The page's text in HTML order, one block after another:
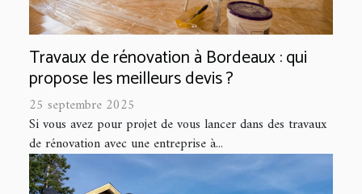
Travaux de rénovation à Bordeaux : qui
propose les meilleurs devis ?
25 septembre 2025
Si vous avez pour projet de vous lancer dans des travaux
de rénovation avec une entreprise à...